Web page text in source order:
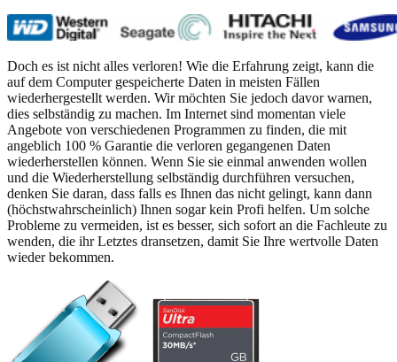
Doch es ist nicht alles verloren! Wie die Erfahrung zeigt, kann die
auf dem Computer gespeicherte Daten in meisten Fällen
wiederhergestellt werden. Wir möchten Sie jedoch davor warnen,
dies selbständig zu machen. Im Internet sind momentan viele
Angebote von verschiedenen Programmen zu finden, die mit
angeblich 100 % Garantie die verloren gegangenen Daten
wiederherstellen können. Wenn Sie sie einmal anwenden wollen
und die Wiederherstellung selbständig durchführen versuchen,
denken Sie daran, dass falls es Ihnen das nicht gelingt, kann dann
(höchstwahrscheinlich) Ihnen sogar kein Profi helfen. Um solche
Probleme zu vermeiden, ist es besser, sich sofort an die Fachleute zu
wenden, die ihr Letztes dransetzen, damit Sie Ihre wertvolle Daten
wieder bekommen.